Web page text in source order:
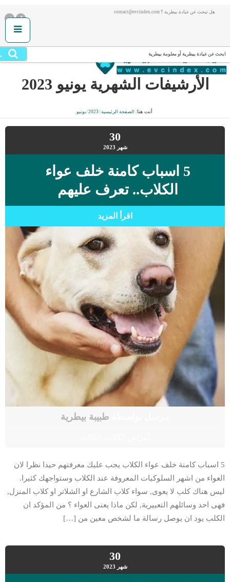
هل تبحث عن عيادة بيطرية ؟ contact@evcindex.com
ابحث عن عيادة بيطرية أو معلومة بيطرية
الأرشيفات الشهرية يونيو 2023
أنت هنا: الصفحة الرئيسية/
2023
/يونيو
30
شهر 2023
5 اسباب كامنة خلف عواء
الكلاب.. تعرف عليهم
اقرأ المزيد
طبيبة بيطرية
5 اسباب كامنة خلف عواء الكلاب يجب عليك معرفتهم حيدا نظرا لان
العواء من اشهر السلوكيات المعروفة عند الكلاب وستواجهك كثيرا.
ليس هناك كلب لا يعوى, سواء كلاب الشارع او الشلاتر او كلاب المنزل,
فهى احد وسائلهم التعبيرية, لكن ماذا يعنى العواء ؟ من المؤكد ان
الكلب يود ان يوصل رسالة ما لشخص معين من […]
30
شهر 2023